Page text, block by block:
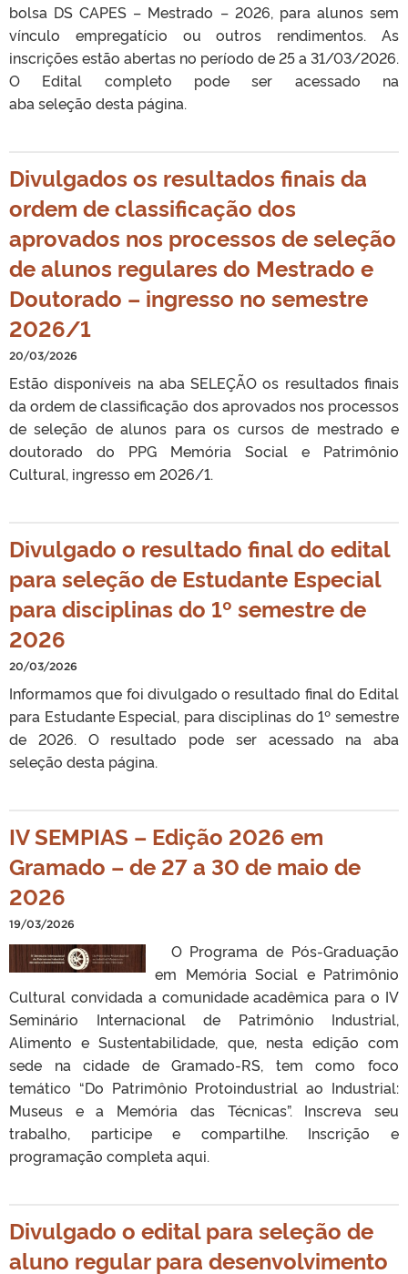
bolsa DS CAPES – Mestrado – 2026, para alunos sem
vínculo empregatício ou outros rendimentos. As
inscrições estão abertas no período de 25 a 31/03/2026.
O Edital completo pode ser acessado na
aba seleção desta página.
Divulgados os resultados finais da
ordem de classificação dos
aprovados nos processos de seleção
de alunos regulares do Mestrado e
Doutorado – ingresso no semestre
2026/1
20/03/2026
Estão disponíveis na aba SELEÇÃO os resultados finais
da ordem de classificação dos aprovados nos processos
de seleção de alunos para os cursos de mestrado e
doutorado do PPG Memória Social e Patrimônio
Cultural, ingresso em 2026/1.
Divulgado o resultado final do edital
para seleção de Estudante Especial
para disciplinas do 1º semestre de
2026
20/03/2026
Informamos que foi divulgado o resultado final do Edital
para Estudante Especial, para disciplinas do 1º semestre
de 2026. O resultado pode ser acessado na aba
seleção desta página.
IV SEMPIAS – Edição 2026 em
Gramado – de 27 a 30 de maio de
2026
19/03/2026
O Programa de Pós-Graduação
em Memória Social e Patrimônio
Cultural convidada a comunidade acadêmica para o IV
Seminário Internacional de Patrimônio Industrial,
Alimento e Sustentabilidade, que, nesta edição com
sede na cidade de Gramado-RS, tem como foco
temático “Do Patrimônio Protoindustrial ao Industrial:
Museus e a Memória das Técnicas”. Inscreva seu
trabalho, participe e compartilhe. Inscrição e
programação completa aqui.
Divulgado o edital para seleção de
aluno regular para desenvolvimento